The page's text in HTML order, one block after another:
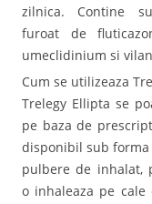
zilnica. Contine
furoat de
umeclidinium si
Cum se utilizeaza
Trelegy Ellipta se
pe baza de
disponibil sub forma
pulbere de inhalat,
o inhaleaza pe